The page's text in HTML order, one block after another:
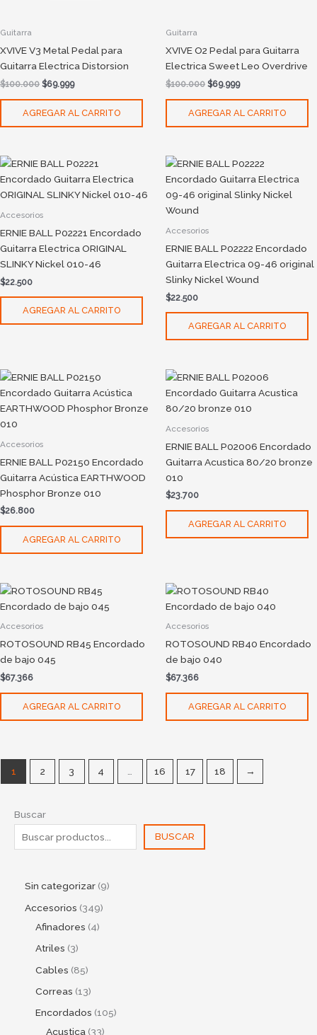
Buscar
BUSCAR
Sin categorizar 9
Accesorios 349
Afinadores 4
Atriles 3
Cables 85
Correas 13
Encordados 105
Acustica 33
Guitarra
XVIVE V3 Metal Pedal para
Guitarra Electrica Distorsion
$100.000 $69.999
AGREGAR AL CARRITO
Guitarra
XVIVE O2 Pedal para Guitarra
Electrica Sweet Leo Overdrive
$100.000 $69.999
AGREGAR AL CARRITO
Accesorios
ERNIE BALL P02221 Encordado
Guitarra Electrica ORIGINAL
SLINKY Nickel 010-46
$22.500
AGREGAR AL CARRITO
Accesorios
ERNIE BALL P02222 Encordado
Guitarra Electrica 09-46 original
Slinky Nickel Wound
$22.500
AGREGAR AL CARRITO
Accesorios
ERNIE BALL P02150 Encordado
Guitarra Acústica EARTHWOOD
Phosphor Bronze 010
$26.800
AGREGAR AL CARRITO
Accesorios
ERNIE BALL P02006 Encordado
Guitarra Acustica 80/20 bronze
010
$23.700
AGREGAR AL CARRITO
Accesorios
ROTOSOUND RB45 Encordado
de bajo 045
$67.366
AGREGAR AL CARRITO
Accesorios
ROTOSOUND RB40 Encordado
de bajo 040
$67.366
AGREGAR AL CARRITO
1 2 3 4 16 17 18 →